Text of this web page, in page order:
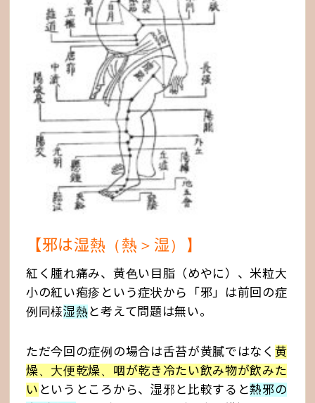
【邪は湿熱（熱＞湿）】
紅く腫れ痛み、黄色い目脂（めやに）、米粒大
小の紅い疱疹という症状から「邪」は前回の症
例同様湿熱と考えて問題は無い。
ただ今回の症例の場合は舌苔が黄膩ではなく 黄
燥、大便乾燥、咽が乾き冷たい飲み物が飲みた
い というところから、湿邪と比較すると熱邪の